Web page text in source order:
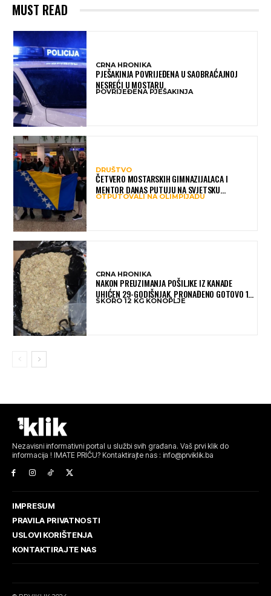
MUST READ
CRNA HRONIKA
PJEŠAKINJA POVRIJEĐENA U SAOBRAĆAJNOJ
NESREĆI U MOSTARU
POVRIJEĐENA PJEŠAKINJA
DRUŠTVO
ČETVERO MOSTARSKIH GIMNAZIJALACA I
MENTOR DANAS PUTUJU NA SVJETSKU
OLIMPIJADU IZ AI: PREDSTAVLJAT ĆE BIH MEĐU
OTPUTOVALI NA OLIMPIJADU
CRNA HRONIKA
NAKON PREUZIMANJA POŠILJKE IZ KANADE
UHIĆEN 29-GODIŠNJAK, PRONAĐENO GOTOVO 12
KILOGRAMA KONOPLJE
SKORO 12 KG KONOPLJE
Nezavisni informativni portal u službi svih građana. Vaš prvi klik do
informacija ! IMATE PRIČU? Kontaktirajte nas : info@prviklik.ba
IMPRESUM
PRAVILA PRIVATNOSTI
USLOVI KORIŠTENJA
KONTAKTIRAJTE NAS